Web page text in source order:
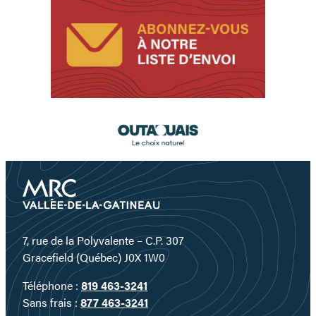
Accueil
7, rue de la Polyvalente – C.P. 307
Gracefield (Québec) J0X 1W0
Téléphone : 819 463-3241
Sans frais :877 463-3241